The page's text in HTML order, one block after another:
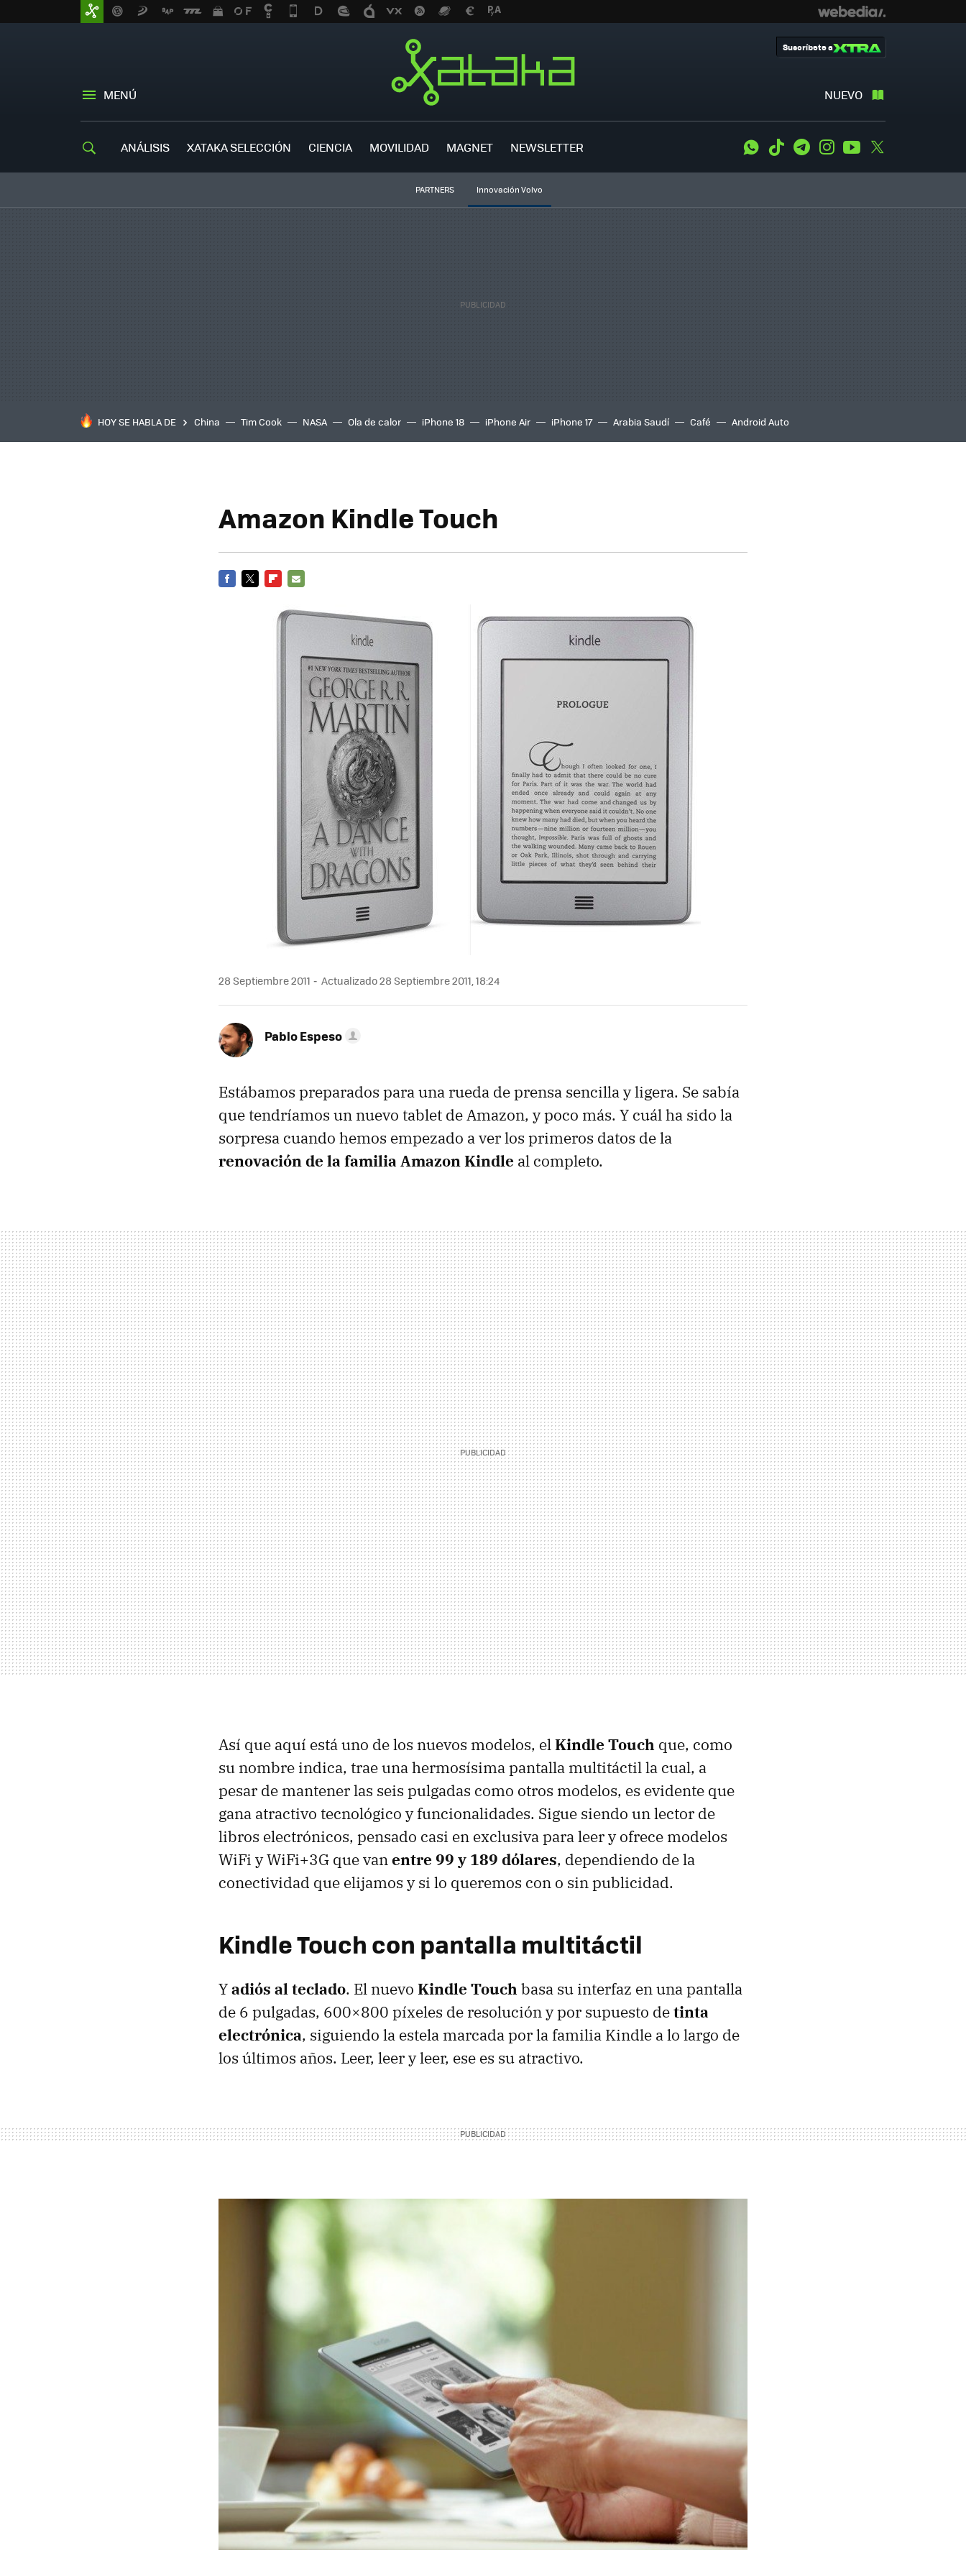
MENÚ NUEVO
Suscríbete a
ANÁLISIS XATAKA SELECCIÓN CIENCIA MOVILIDAD MAGNET NEWSLETTER WhatsApp
Tiktok TelegramInstagramYoutube
PARTNERS Innovación Volvo
HOY SE HABLA DE China Tim Cook NASA Ola de calor iPhone 18 iPhone Air iPhone 17 Arabia Saudí Café Android Auto
Amazon Kindle Touch
MAIL
28 Septiembre 2011 Actualizado 28 Septiembre 2011, 18:24
Pablo Espeso
Estábamos preparados para una rueda de prensa sencilla y ligera. Se sabía
que tendríamos un nuevo tablet de Amazon, y poco más. Y cuál ha sido la
sorpresa cuando hemos empezado a ver los primeros datos de la
renovación de la familia Amazon Kindle al completo.
Así que aquí está uno de los nuevos modelos, elKindle Touch que, como
su nombre indica, trae una hermosísima pantalla multitáctil la cual, a
pesar de mantener las seis pulgadas como otros modelos, es evidente que
gana atractivo tecnológico y funcionalidades. Sigue siendo un lector de
libros electrónicos, pensado casi en exclusiva para leer y ofrece modelos
WiFi y WiFi+3G que vanentre 99 y 189 dólares, dependiendo de la
conectividad que elijamos y si lo queremos con o sin publicidad.
Kindle Touch con pantalla multitáctil
Yadiós al teclado. El nuevo Kindle Touchbasa su interfaz en una pantalla
de 6 pulgadas, 600×800 píxeles de resolución y por supuesto detinta
electrónica, siguiendo la estela marcada por la familia Kindle a lo largo de
los últimos años. Leer, leer y leer, ese es su atractivo.